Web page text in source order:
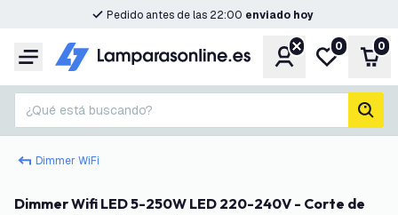
Pedido antes de las 22:00 enviado hoy
Menú CuentaMi lista de
0 0
¿Qué está buscando?
Dimmer WiFi
Dimmer Wifi LED 5-250W LED 220-240V - Corte de